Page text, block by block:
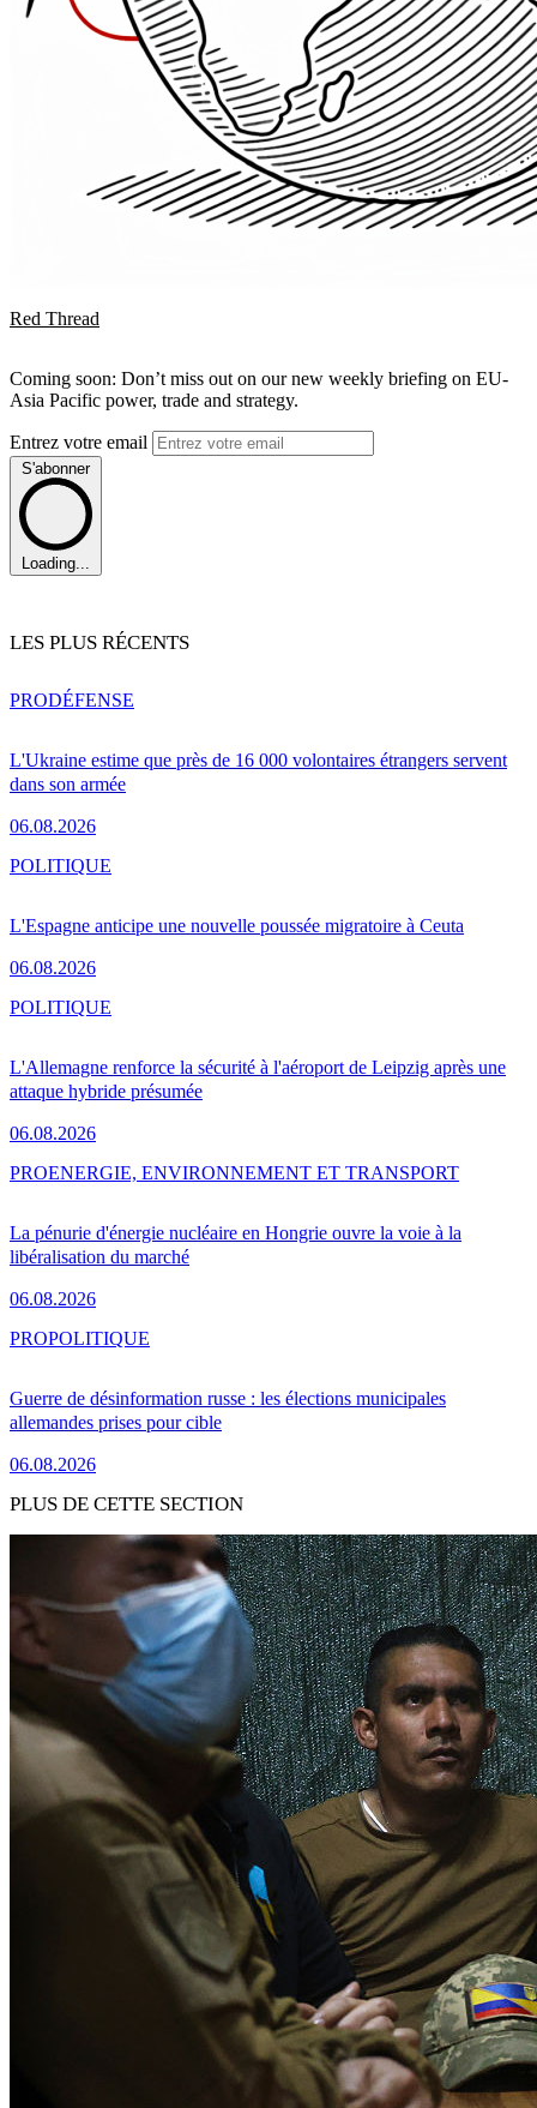
Red Thread
Coming soon: Don’t miss out on our new weekly briefing on EU-
Asia Pacific power, trade and strategy.
Entrez votre email
S'abonner
Loading...
LES PLUS RÉCENTS
L'Ukraine estime que près de 16 000 volontaires étrangers servent
dans son armée
06.08.2026
PRODÉFENSE
L'Espagne anticipe une nouvelle poussée migratoire à Ceuta
06.08.2026
POLITIQUE
L'Allemagne renforce la sécurité à l'aéroport de Leipzig après une
attaque hybride présumée
06.08.2026
POLITIQUE
La pénurie d'énergie nucléaire en Hongrie ouvre la voie à la
libéralisation du marché
06.08.2026
PROENERGIE, ENVIRONNEMENT ET TRANSPORT
Guerre de désinformation russe : les élections municipales
allemandes prises pour cible
06.08.2026
PROPOLITIQUE
PLUS DE CETTE SECTION